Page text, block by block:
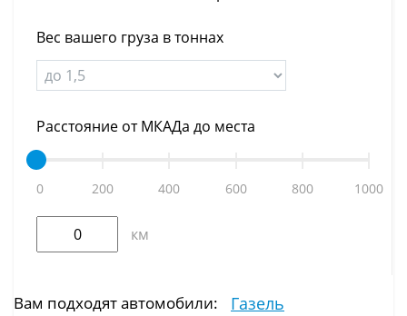
Вес вашего груза в тоннах
Расстояние от МКАДа до места
0 200 400 600 800 1000
км
Вам подходят автомобили: Газель